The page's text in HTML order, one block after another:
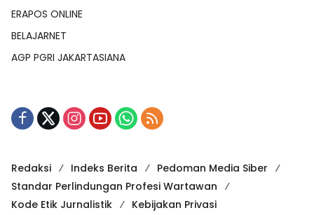
ERAPOS ONLINE
BELAJARNET
AGP PGRI JAKARTASIANA
Redaksi Indeks Berita
Pedoman Media Siber
Standar Perlindungan Profesi Wartawan
Kode Etik Jurnalistik
Kebijakan Privasi